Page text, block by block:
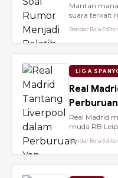
Mantan
suara terkait
Bandar Bola
LIGA
Real
Real Madrid
muda RB
Bandar Bola